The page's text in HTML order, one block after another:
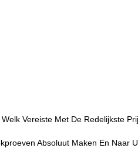
Vereiste Met De Redelijkste
Absoluut Maken En Naar